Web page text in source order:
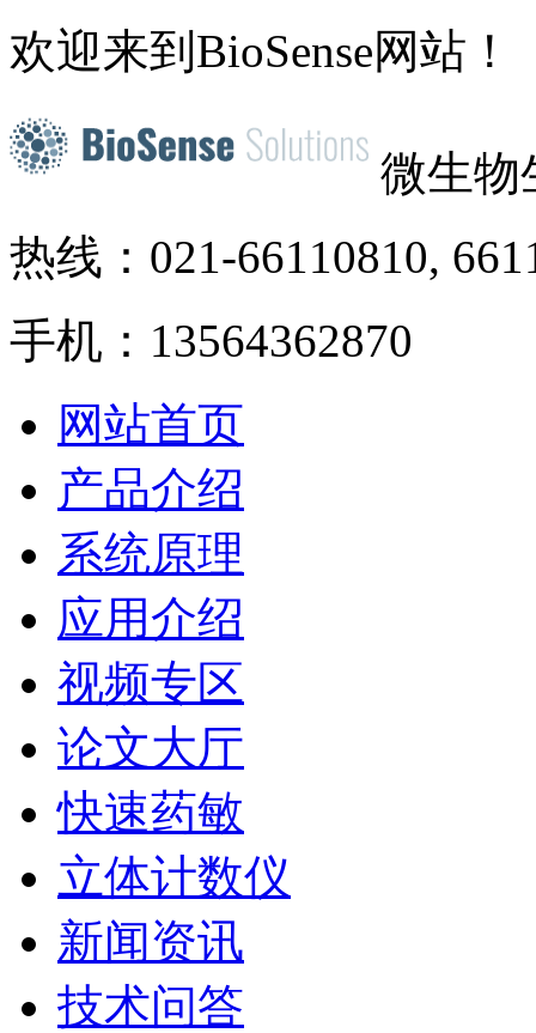
欢迎来到BioSense网站！
微生物
热线：021-66110810,
手机：13564362870
网站首页
产品介绍
系统原理
应用介绍
视频专区
论文大厅
快速药敏
立体计数仪
新闻资讯
技术问答